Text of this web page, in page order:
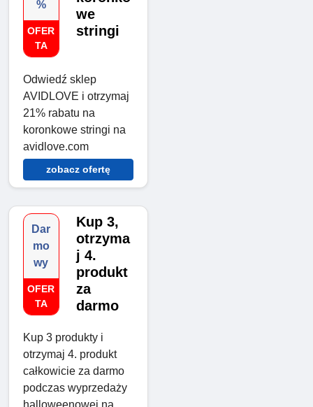
%
OFER
TA
we
stringi
Odwiedź sklep
AVIDLOVE i otrzymaj
21% rabatu na
koronkowe stringi na
avidlove.com
zobacz ofertę
Dar
mo
wy
OFER
TA
Kup 3,
otrzyma
j 4.
produkt
za
darmo
Kup 3 produkty i
otrzymaj 4. produkt
całkowicie za darmo
podczas wyprzedaży
halloweenowej na